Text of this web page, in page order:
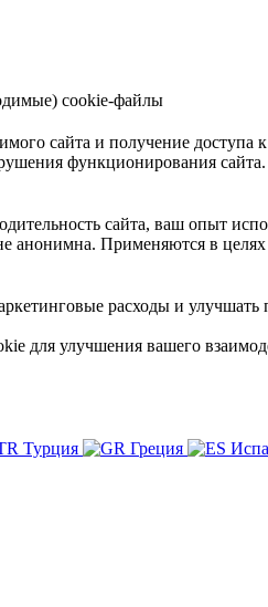
cookie-файлы
сайта и получение доступа
функционирования сайта.
сайта, ваш опыт
анонимна. Применяются в
расходы и улучшать
для улучшения вашего
Турция Греция